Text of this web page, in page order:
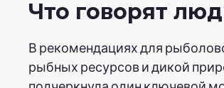
Что говорят
В рекомендациях для
рыбных ресурсов и дикой